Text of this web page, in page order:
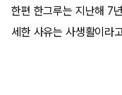
한편 한그루는 지난해 7
세한 사유는 사생활이라